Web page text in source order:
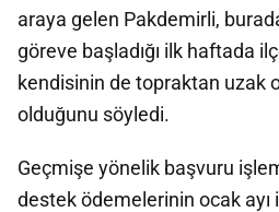
araya gelen Pakdemirli,
göreve başladığı ilk haftada
kendisinin de topraktan uzak
olduğunu söyledi.
Geçmişe yönelik başvuru
destek ödemelerinin ocak